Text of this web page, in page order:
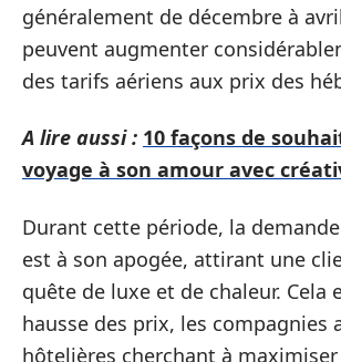
généralement de décembre à
peuvent augmenter
des tarifs aériens aux prix des
A lire aussi : 10 façons de
voyage à son amour avec
Durant cette période, la
est à son apogée, attirant une
quête de luxe et de chaleur. Cela
hausse des prix, les compagnies
hôtelières cherchant à